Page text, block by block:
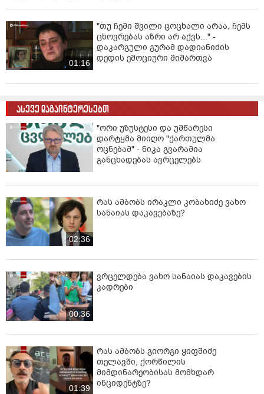
01:16
"თუ ჩემი შვილი ცოცხალი არაა, ჩემს
ცხოვრებას აზრი არ აქვს..." -
დაკარგული გურამ დადიანიძის
დედის ემოციური მიმართვა
ასევე დაგაინტერესებთ
"ორი უზუსტესი და უმწარესი
დარტყმა მიიღო "ქართულმა
ოცნებამ" - ნიკა გვარამია
განცხადებას ავრცელებს
02:36
რას ამბობს ირაკლი კობახიძე ვახო
სანაიას დაკავებაზე?
00:36
ვრცელდება ვახო სანაიას დაკავების
კადრები
01:39
რას ამბობს გიორგი ყიფშიძე
თელავში, ქორწილის
მიმდინარეობისას მომხდარ
ინციდენტზე?